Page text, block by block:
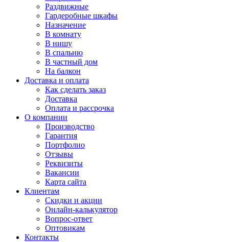
Раздвижные
Гардеробные шкафы
Назначение
В комнату
В нишу
В спальню
В частный дом
На балкон
Доставка и оплата
Как сделать заказ
Доставка
Оплата и рассрочка
О компании
Производство
Гарантия
Портфолио
Отзывы
Реквизиты
Вакансии
Карта сайта
Клиентам
Скидки и акции
Онлайн-калькулятор
Вопрос-ответ
Оптовикам
Контакты